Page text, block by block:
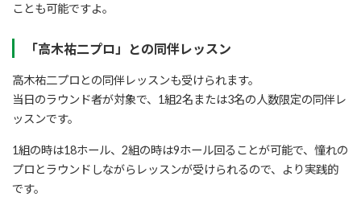
ことも可能ですよ。
「高木祐二プロ」との同伴レッスン
高木祐二プロとの同伴レッスンも受けられます。
当日のラウンド者が対象で、1組2名または3名の人数限定の同伴レ
ッスンです。
1組の時は18ホール、2組の時は9ホール回ることが可能で、憧れの
プロとラウンドしながらレッスンが受けられるので、より実践的
です。